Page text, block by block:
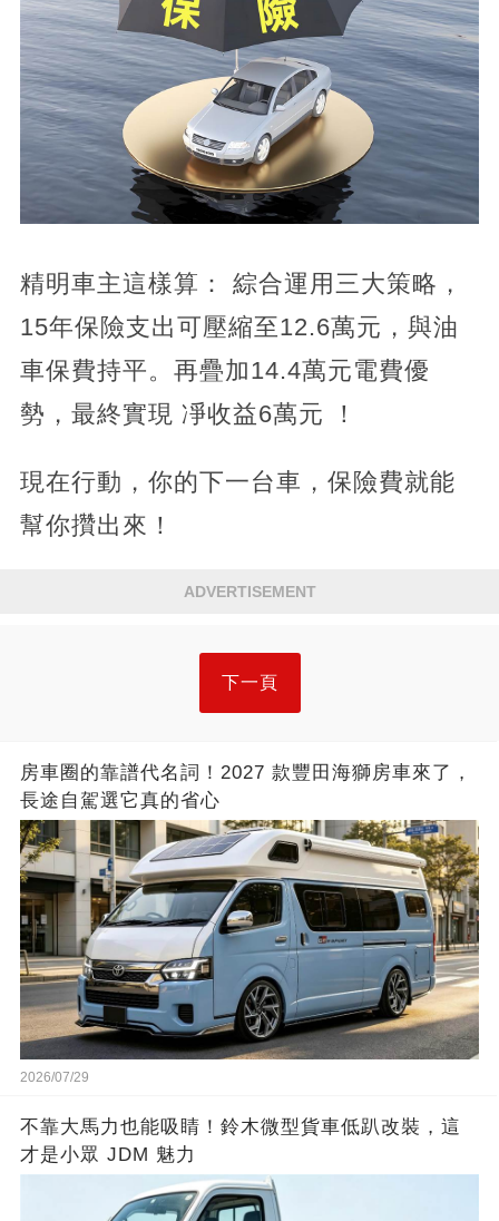
精明車主這樣算： 綜合運用三大策略，
15年保險支出可壓縮至12.6萬元，與油
車保費持平。再疊加14.4萬元電費優
勢，最終實現 凈收益6萬元 ！
現在行動，你的下一台車，保險費就能
幫你攢出來！
ADVERTISEMENT
下一頁
房車圈的靠譜代名詞！2027 款豐田海獅房車來了，
長途自駕選它真的省心
2026/07/29
不靠大馬力也能吸睛！鈴木微型貨車低趴改裝，這
才是小眾 JDM 魅力